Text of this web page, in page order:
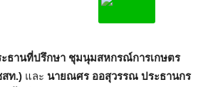
ธานที่ปรึกษา ชุมนุมสหกรณ์การเกษตร
สท.) และ นายณศร ออสุวรรณ ประธานกร